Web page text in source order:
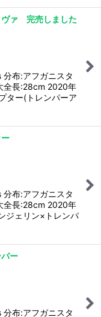
ァ 完売しました
布:アフガニスタ
全長:28cm 2020年
ター(トレンパーア
布:アフガニスタ
全長:28cm 2020年
ジェリン×トレンパ
ー
布:アフガニスタ